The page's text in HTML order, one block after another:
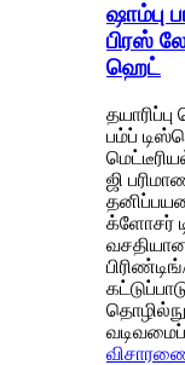
ஷாம்பு
பிரஸ்
ஹெட்
பம்ப்
ஜி
க்ளோசர்